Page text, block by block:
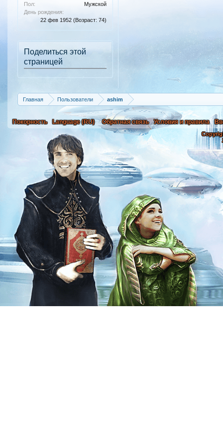
Пол:
Мужской
День рождения:
22 фев 1952 (Возраст: 74)
Поделиться этой
страницей
Главная Пользователи ashim
Покорность Language (RU) Обратная связь Условия и правила